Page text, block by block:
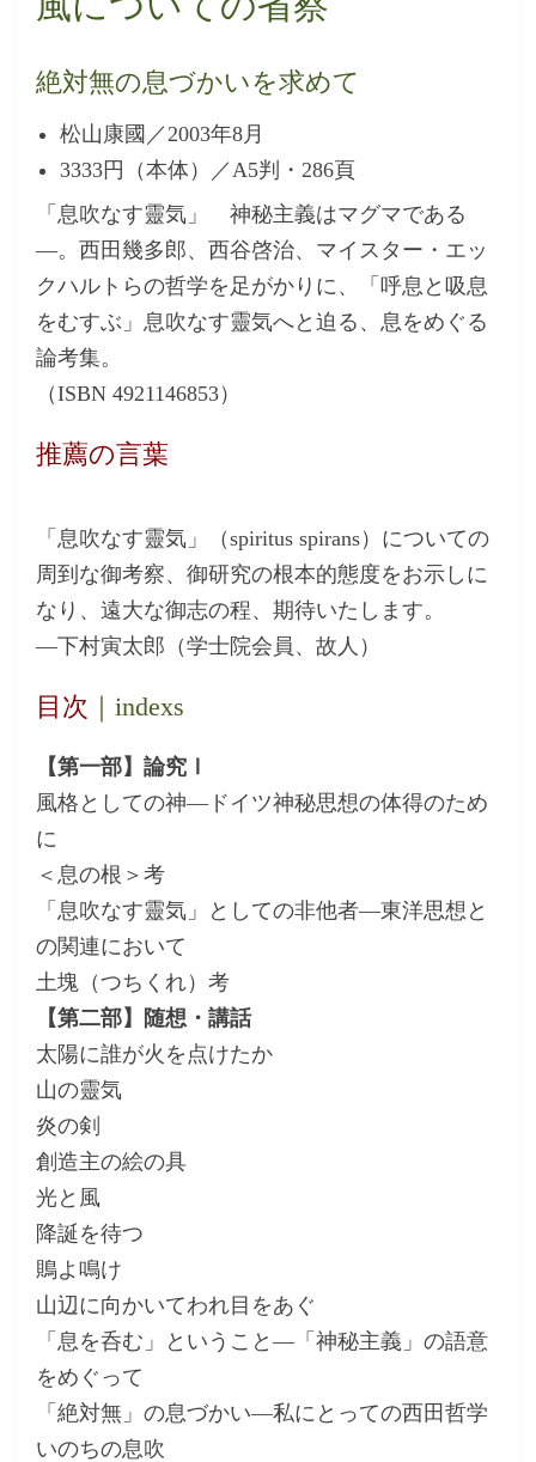
絶対無の息づかいを求めて
松山康國／2003年8月
3333円（本体）／A5判・286頁
「息吹なす靈気」 神秘主義はマグマである
―。西田幾多郎、西谷啓治、マイスター・エッ
クハルトらの哲学を足がかりに、「呼息と吸息
をむすぶ」息吹なす靈気へと迫る、息をめぐる
論考集。
（ISBN 4921146853）
推薦の言葉
「息吹なす靈気」（spiritus spirans）についての
周到な御考察、御研究の根本的態度をお示しに
なり、遠大な御志の程、期待いたします。
―下村寅太郎（学士院会員、故人）
目次 ｜indexs
【第一部】論究Ⅰ
風格としての神―ドイツ神秘思想の体得のため
に
＜息の根＞考
「息吹なす靈気」としての非他者―東洋思想と
の関連において
土塊（つちくれ）考
【第二部】随想・講話
太陽に誰が火を点けたか
山の靈気
炎の剣
創造主の絵の具
光と風
降誕を待つ
鵙よ鳴け
山辺に向かいてわれ目をあぐ
「息を呑む」ということ―「神秘主義」の語意
をめぐって
「絶対無」の息づかい―私にとっての西田哲学
いのちの息吹